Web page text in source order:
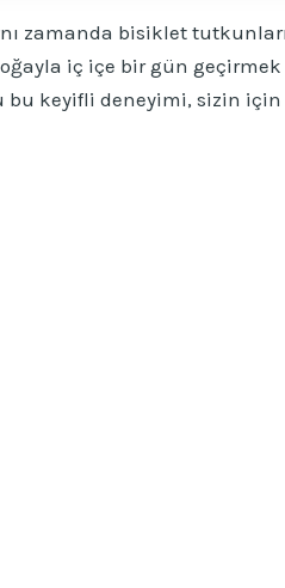
zamanda bisiklet
iç içe bir gün geçirmek
bu keyifli deneyimi, sizin